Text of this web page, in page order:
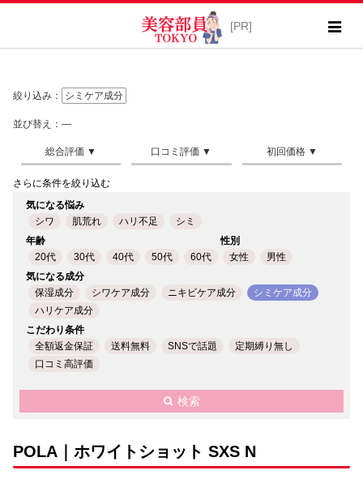
絞り込み： シミケア成分
並び替え：―
さらに条件を絞り込む
気になる悩み
シワ
肌荒れ ハリ不足
シミ
年齢
20代
30代 40代 50代 60代
性別
女性
男性
気になる成分
保湿成分
シワケア成分 ニキビケア成分
シミケア成分
ハリケア成分
こだわり条件
全額返金保証
送料無料 SNSで話題
定期縛り無し
口コミ高評価
検索
POLA｜ホワイトショット SXS N